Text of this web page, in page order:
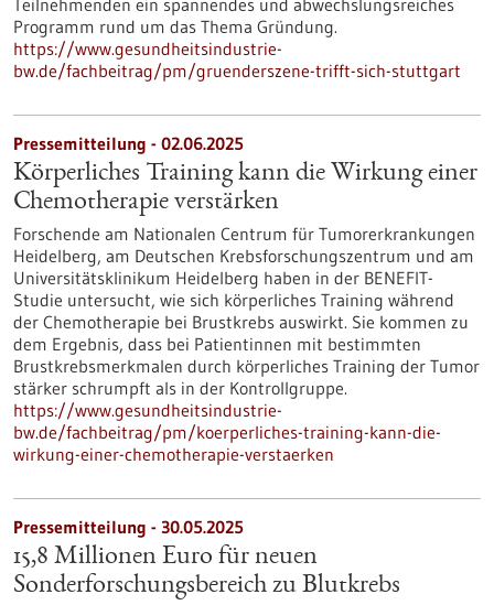
Teilnehmenden ein spannendes und abwechslungsreiches
Programm rund um das Thema Gründung.
https://www.gesundheitsindustrie-
bw.de/fachbeitrag/pm/gruenderszene-trifft-sich-stuttgart
Pressemitteilung - 02.06.2025
Körperliches Training kann die Wirkung einer
Chemotherapie verstärken
Forschende am Nationalen Centrum für Tumorerkrankungen
Heidelberg, am Deutschen Krebsforschungszentrum und am
Universitätsklinikum Heidelberg haben in der BENEFIT-
Studie untersucht, wie sich körperliches Training während
der Chemotherapie bei Brustkrebs auswirkt. Sie kommen zu
dem Ergebnis, dass bei Patientinnen mit bestimmten
Brustkrebsmerkmalen durch körperliches Training der Tumor
stärker schrumpft als in der Kontrollgruppe.
https://www.gesundheitsindustrie-
bw.de/fachbeitrag/pm/koerperliches-training-kann-die-
wirkung-einer-chemotherapie-verstaerken
Pressemitteilung - 30.05.2025
15,8 Millionen Euro für neuen
Sonderforschungsbereich zu Blutkrebs